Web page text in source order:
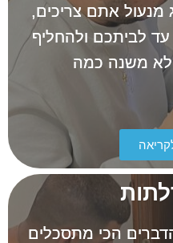
מנעול אתם צריכים,
עד לביתכם ולהחליף
לא משנה כמה
הכי מתסכלים